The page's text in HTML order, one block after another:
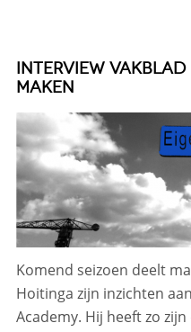
INTERVIEW VAKBLAD
MAKEN
Komend seizoen deelt
Hoitinga zijn inzichten
Academy. Hij heeft zo